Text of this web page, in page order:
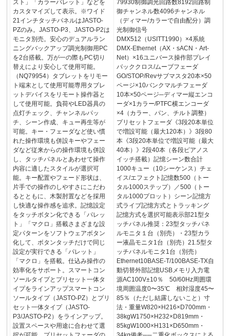
スト」「カラーパレット」などを
カスタマイズして表示。※ワイド
21インチタッチパネルはJASTO-
PZのみ。JASTO-P3、JASTO-P2は
モニタ別売。安心のデュアルラン
ニングバックアップ調光制御用PC
を2台搭載。万が一の際もPC切り
替えにより安心して使用可能。
（NQ79954）タブレットをリモー
ト端末として使用可能専用タブレ
ットデバイスをリモート操作器と
して使用可能。負荷やLED器具の
点灯チェック、チャンネルパッ
チ、シーン作成、キュー再生等が
可能。キー・フェーダなど使い慣
れた操作環境も併設キーやフェー
ダなど従来からの操作環境も併設
し、タッチパネルとあわせて操作
内容に適したスタイルが選択可
能。キー配置やフェード形状は、
片手での操作のしやすさにこだわ
るとともに、木製肘置などを採用
し快適な操作感を追求。記憶設定
をタッチボタン化できる「パレッ
ト」「マクロ」搭載さまざまな設
定パターンをソフトウェアボタン
化して、ボタンタッチだけで同じ
設定が実行できる「パレット」
「マクロ」を搭載。仕込み操作の
効率化をサポート。スマートコン
ソールタイプとプリセット一体タ
イプをラインアップスマートコン
ソールタイプ（JASTO-PZ）とプリ
セット一体タイプ（JASTO-
P3/JASTO-P2）をラインアップ。
設置スペースや用途に合わせて選
79930制御調光回路数8192回路制
御チャンネル数4096チャンネル
（ディマー/カラーで自由配分）調
光制御信号
DMX512（USITT1990）×4系統
DMX-Ethernet（AX・sACN・Art-
Net）×16ユニバース操作部プレイ
バッククロス/ムーブフェーダ
GO/STOP/Revサブマスタ20本×50
ページ×10バンクマルチフェーダ
10本×50ページ─ディマー縦エンコ
ーダ×1カラー/PTFC横エンコーダ
×4（カラー、パン、チルト調整）
プリセットフェーダ《3段20本単位
で増設可能（最大120本）》3段80
本《3段20本単位で増設可能（最大
40本）》2段40本（各段ピアノス
イッチ搭載）記憶シーン数合計
1000キュー（10シーケンス）チェ
イス/エフェクト記憶数500（トー
タル1000ステップ）／500（トー
タル1000プロット）シーン記憶方
式ライブ記憶方式とトラッキング
記憶方式を選択可能表示部21型タ
ッチパネル推奨：23型タッチパネ
ルモニタ１台（別売）・23型カラ
ー液晶モニタ1台（別売）21.5型タ
ッチパネルモニタ1台（別売）
Ethernet10BASE-T/100BASE-TX自
動切替外部記憶USBメモリ入力電
源AC100V±10％ 50/60Hz周囲環
境周囲温度0〜35℃ 相対湿度45〜
85％（ただし結露しないこと）寸
法・重量W820×H216×D700mm・
38kgW1750×H232×D819mm・
85kgW1000×H131×D650mm・